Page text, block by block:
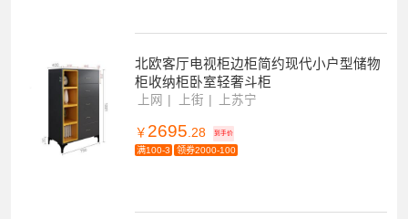
北欧客厅电视柜边柜简约现代小户型储物
柜收纳柜卧室轻奢斗柜
上网 上街 上苏宁
￥ 2695 .28 到手价
满100-3 领券2000-100